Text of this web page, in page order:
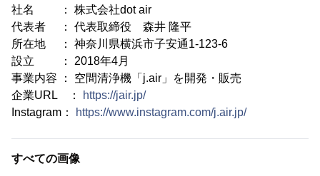
社名 ： 株式会社dot air
代表者 ： 代表取締役 森井 隆平
所在地 ： 神奈川県横浜市子安通1-123-6
設立 ： 2018年4月
事業内容 ： 空間清浄機「j.air」を開発・販売
企業URL ：
https://jair.jp/
Instagram：
https://www.instagram.com/j.air.jp/
すべての画像